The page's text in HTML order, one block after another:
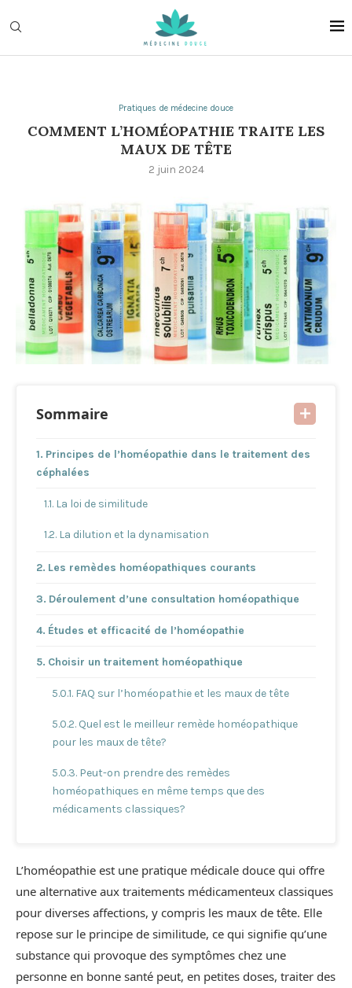
Pratiques de médecine douce
COMMENT L’HOMÉOPATHIE TRAITE LES
MAUX DE TÊTE
2 juin 2024
Sommaire
Principes de l’homéopathie dans le traitement des
céphalées
La loi de similitude
La dilution et la dynamisation
Les remèdes homéopathiques courants
Déroulement d’une consultation homéopathique
Études et efficacité de l’homéopathie
Choisir un traitement homéopathique
FAQ sur l’homéopathie et les maux de tête
Quel est le meilleur remède homéopathique
pour les maux de tête?
Peut-on prendre des remèdes
homéopathiques en même temps que des
médicaments classiques?
L’homéopathie peut-elle traiter tous les types
de maux de tête?
L’homéopathie est une pratique médicale douce qui offre
une alternative aux traitements médicamenteux classiques
pour diverses affections, y compris les maux de tête. Elle
repose sur le principe de similitude, ce qui signifie qu’une
substance qui provoque des symptômes chez une
personne en bonne santé peut, en petites doses, traiter des